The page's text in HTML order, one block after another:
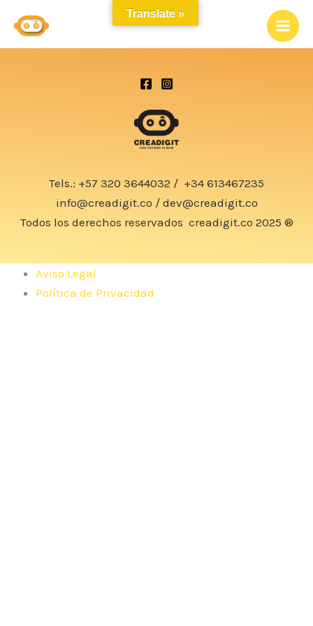
contenido
Tels.: +57 320 3644032 / +34 613467235
info@creadigit.co / dev@creadigit.co
Todos los derechos reservados creadigit.co 2025 ®
Translate »
Aviso Legal
Política de Privacidad